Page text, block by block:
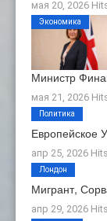
мая 20, 2026
Министр
мая 21, 2026
Экономика
апр 25, 2026
Политика
Мигрант,
апр 29, 2026
Лондон